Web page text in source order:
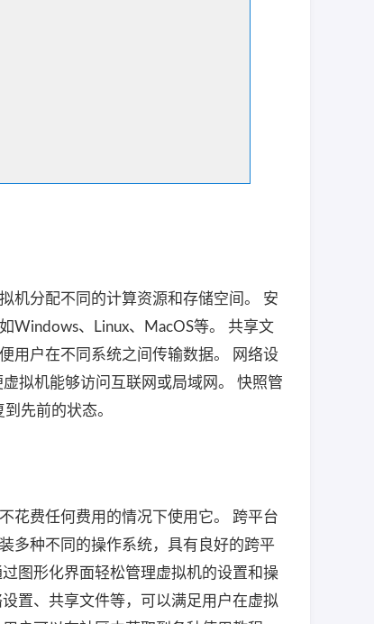
机分配不同的计算资源和存储空间。 安
Windows、Linux、MacOS等。 共享文
用户在不同系统之间传输数据。 网络设
拟机能够访问互联网或局域网。 快照管
先前的状态。
花费任何费用的情况下使用它。 跨平台
多种不同的操作系统，具有良好的跨平
图形化界面轻松管理虚拟机的设置和操
置、共享文件等，可以满足用户在虚拟